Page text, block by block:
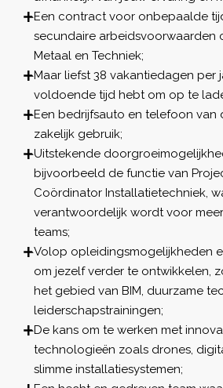
Een contract voor onbepaalde
secundaire arbeidsvoorwaarden
Metaal en Techniek;
Maar liefst 38 vakantiedagen per
voldoende tijd hebt om op te
Een bedrijfsauto en telefoon van
zakelijk gebruik;
Uitstekende
bijvoorbeeld de functie van
Coördinator Installatietechniek,
verantwoordelijk wordt voor
teams;
Volop opleidingsmogelijkheden
om jezelf verder te ontwikkelen,
het gebied van BIM, duurzame
leiderschapstrainingen;
De kans om te werken met
technologieën zoals drones,
slimme installatiesystemen;